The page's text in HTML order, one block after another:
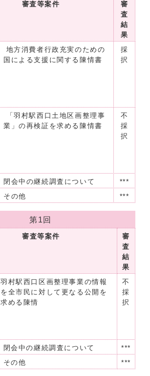
審査等案件
審
査
結
果
地方消費者行政充実のための
国による支援に関する陳情書
採
択
「羽村駅西口土地区画整理事
業」の再検証を求める陳情書
不
採
択
閉会中の継続調査について
***
その他 ***
第1回
審査等案件
審
査
結
果
羽村駅西口区画整理事業の情報
を全市民に対して更なる公開を
求める陳情
不
採
択
閉会中の継続調査について
***
その他 ***